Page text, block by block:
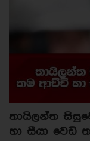
තායිලන්ත
හා සීයා වෙඩි